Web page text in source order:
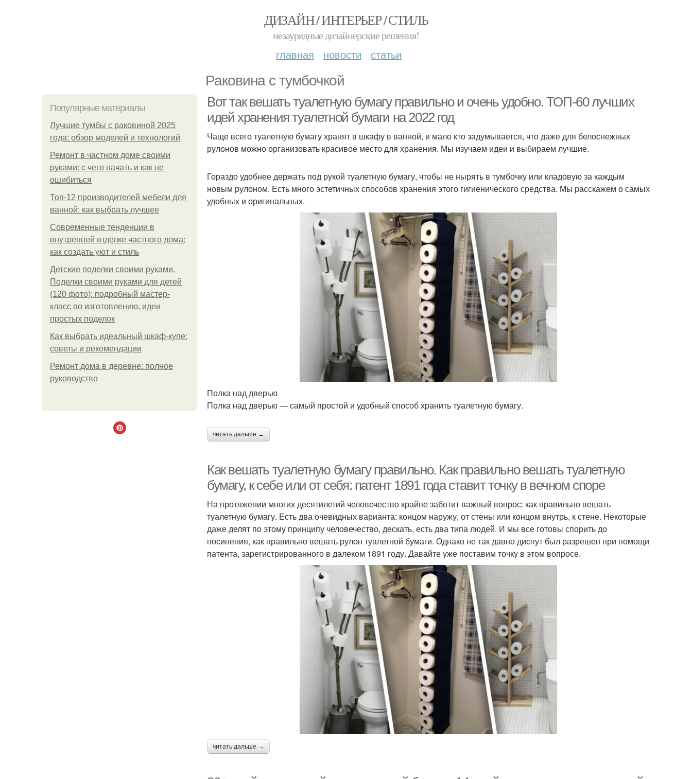
ДИЗАЙН / ИНТЕРЬЕР / СТИЛЬ
незаурядные дизайнерские решения!
главная новости статьи
Раковина с тумбочкой
Популярные материалы
Лучшие тумбы с раковиной 2025
года: обзор моделей и технологий
Ремонт в частном доме своими
руками: с чего начать и как не
ошибиться
Топ-12 производителей мебели для
ванной: как выбрать лучшее
Современные тенденции в
внутренней отделке частного дома:
как создать уют и стиль
Детские поделки своими руками.
Поделки своими руками для детей
(120 фото): подробный мастер-
класс по изготовлению, идеи
простых поделок
Как выбрать идеальный шкаф-купе:
советы и рекомендации
Ремонт дома в деревне: полное
руководство
Вот так вешать туалетную бумагу правильно и очень удобно. ТОП-60 лучших
идей хранения туалетной бумаги на 2022 год
Чаще всего туалетную бумагу хранят в шкафу в ванной, и мало кто задумывается, что даже для белоснежных
рулонов можно организовать красивое место для хранения. Мы изучаем идеи и выбираем лучшие.
Гораздо удобнее держать под рукой туалетную бумагу, чтобы не нырять в тумбочку или кладовую за каждым
новым рулоном. Есть много эстетичных способов хранения этого гигиенического средства. Мы расскажем о самых
удобных и оригинальных.
Полка над дверью
Полка над дверью — самый простой и удобный способ хранить туалетную бумагу.
читать дальше →
Как вешать туалетную бумагу правильно. Как правильно вешать туалетную
бумагу, к себе или от себя: патент 1891 года ставит точку в вечном споре
На протяжении многих десятилетий человечество крайне заботит важный вопрос: как правильно вешать
туалетную бумагу. Есть два очевидных варианта: концом наружу, от стены или концом внутрь, к стене. Некоторые
даже делят по этому принципу человечество, дескать, есть два типа людей. И мы все готовы спорить до
посинения, как правильно вешать рулон туалетной бумаги. Однако не так давно диспут был разрешен при помощи
патента, зарегистрированного в далеком 1891 году. Давайте уже поставим точку в этом вопросе.
читать дальше →